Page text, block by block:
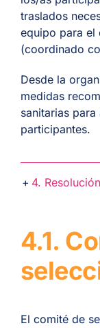
traslados
equipo para el
(coordinado
Desde la
medidas
sanitarias
participantes.
4.
4.1.
El comité de